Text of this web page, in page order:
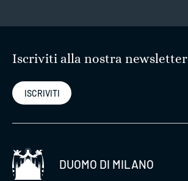
Iscriviti alla nostra newsletter
ISCRIVITI
DUOMO DI MILANO